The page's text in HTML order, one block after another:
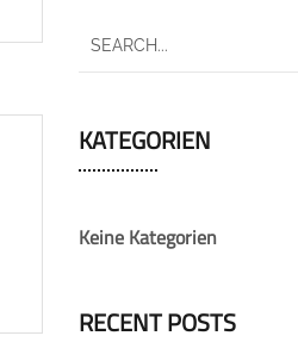
KATEGORIEN
Keine Kategorien
RECENT POSTS